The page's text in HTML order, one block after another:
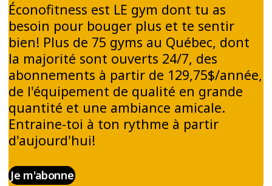
Éconofitness est LE gym dont tu as
besoin pour bouger plus et te sentir
bien! Plus de 75 gyms au Québec, dont
la majorité sont ouverts 24/7, des
abonnements à partir de 129,75$/année,
de l'équipement de qualité en grande
quantité et une ambiance amicale.
Entraine-toi à ton rythme à partir
d'aujourd'hui!
Je m'abonne